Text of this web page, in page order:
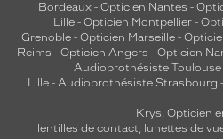
Bordeaux- Opticien Nantes -
Lille - Opticien Montpellier -
Grenoble - Opticien Marseille -
Reims - Opticien Angers - Opticien
Audioprothésiste Toulouse
Lille- Audioprothésiste Strasbourg -
Krys, Opticien
lentilles de contact, lunettes de